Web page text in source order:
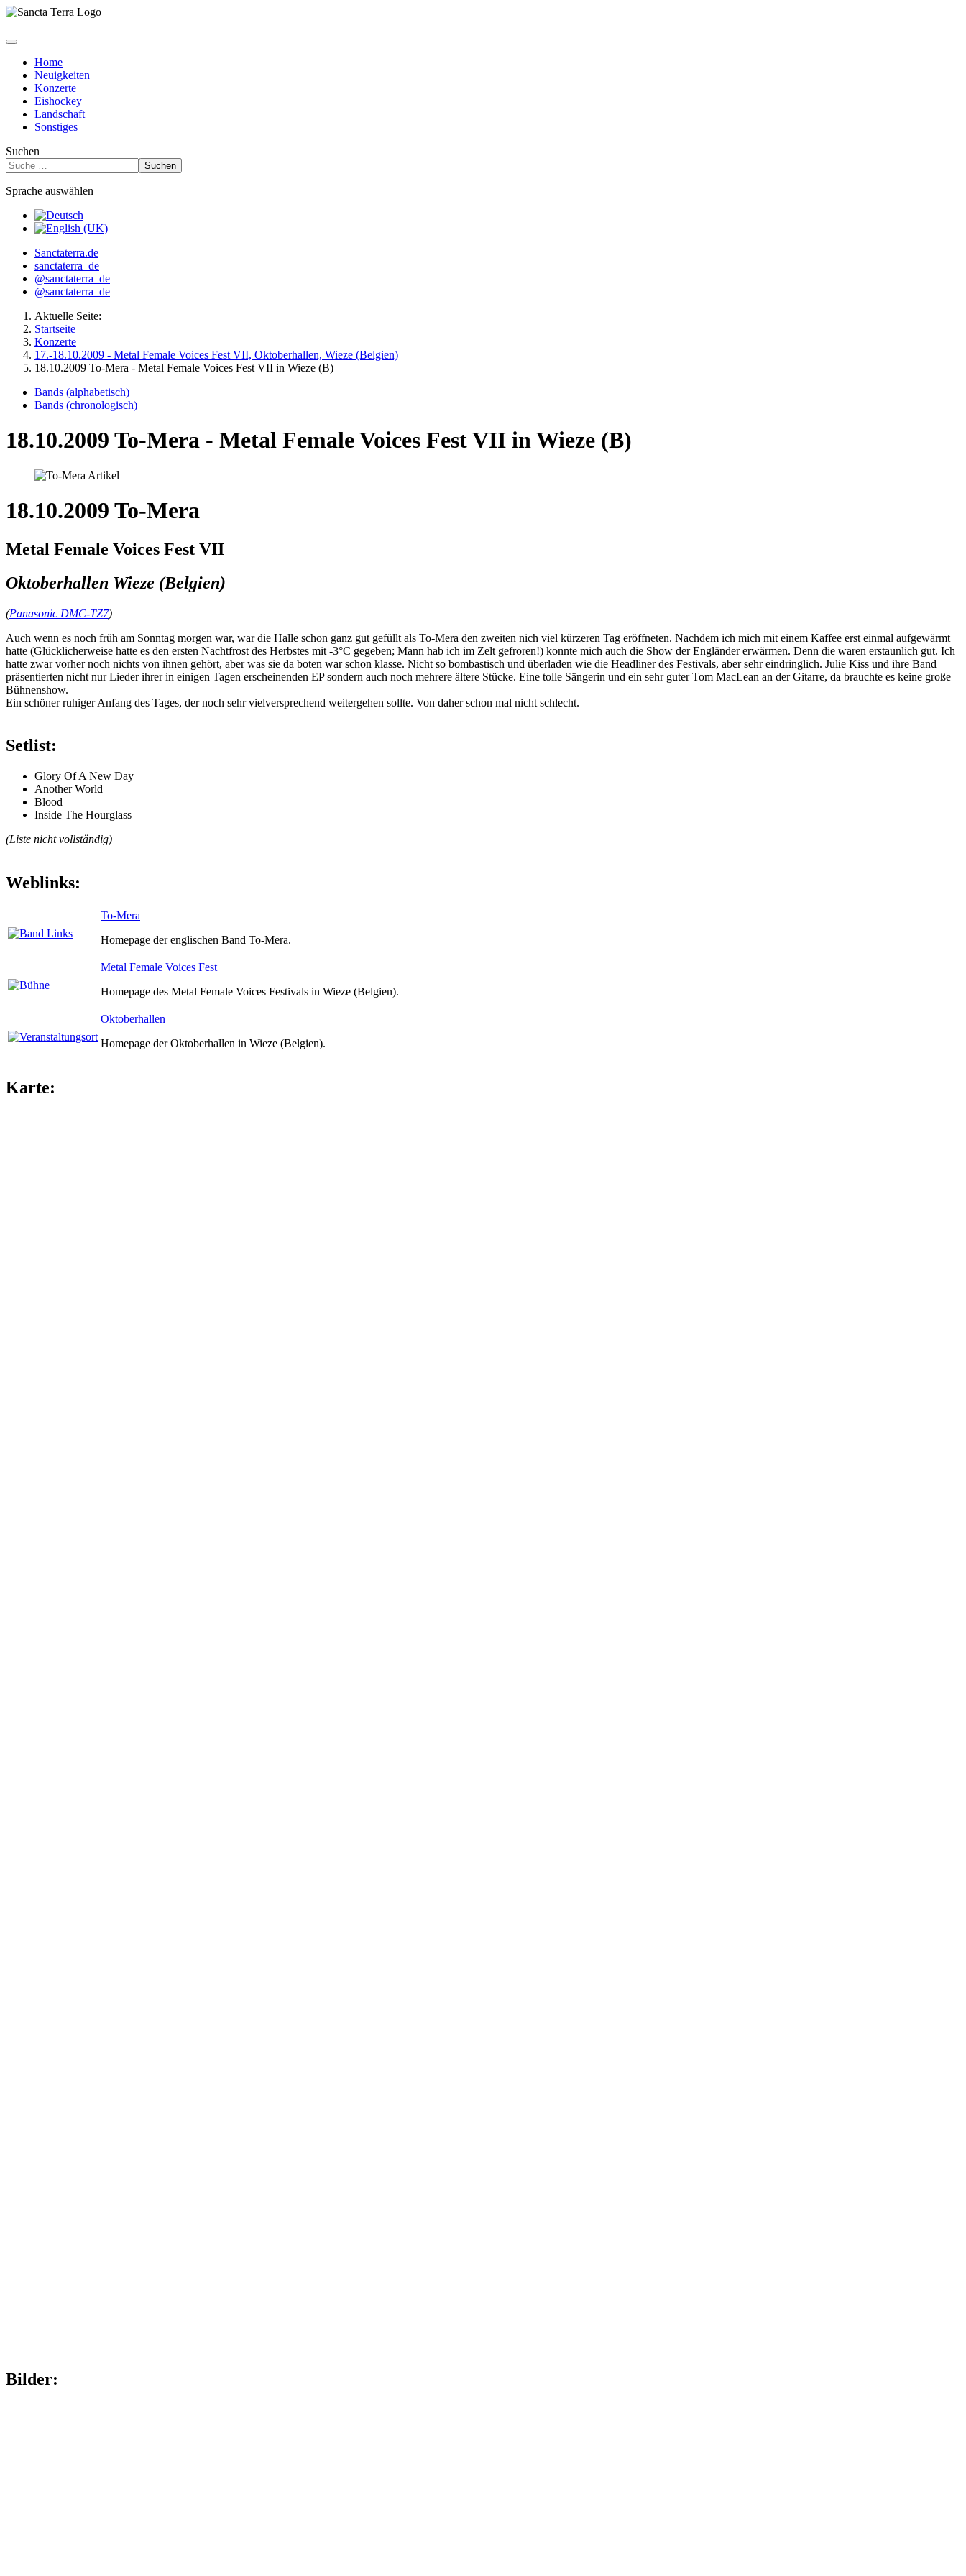
Home
Neuigkeiten
Konzerte
Eishockey
Landschaft
Sonstiges
Suchen
Suchen
Sprache auswählen
Sanctaterra.de
sanctaterra_de
@sanctaterra_de
@sanctaterra_de
Aktuelle Seite:
Startseite
Konzerte
17.-18.10.2009 - Metal Female Voices Fest VII, Oktoberhallen, Wieze (Belgien)
18.10.2009 To-Mera - Metal Female Voices Fest VII in Wieze (B)
Bands (alphabetisch)
Bands (chronologisch)
18.10.2009 To-Mera - Metal Female Voices Fest VII in Wieze (B)
18.10.2009 To-Mera
Metal Female Voices Fest VII
Oktoberhallen Wieze (Belgien)
(Panasonic DMC-TZ7)
Auch wenn es noch früh am Sonntag morgen war, war die Halle schon ganz gut gefüllt als To-Mera den zweiten nich viel kürzeren Tag eröffneten. Nachdem ich mich mit einem Kaffee erst einmal aufgewärmt
hatte (Glücklicherweise hatte es den ersten Nachtfrost des Herbstes mit -3°C gegeben; Mann hab ich im Zelt gefroren!) konnte mich auch die Show der Engländer erwärmen. Denn die waren erstaunlich gut. Ich
hatte zwar vorher noch nichts von ihnen gehört, aber was sie da boten war schon klasse. Nicht so bombastisch und überladen wie die Headliner des Festivals, aber sehr eindringlich. Julie Kiss und ihre Band
präsentierten nicht nur Lieder ihrer in einigen Tagen erscheinenden EP sondern auch noch mehrere ältere Stücke. Eine tolle Sängerin und ein sehr guter Tom MacLean an der Gitarre, da brauchte es keine große
Bühnenshow.
Ein schöner ruhiger Anfang des Tages, der noch sehr vielversprechend weitergehen sollte. Von daher schon mal nicht schlecht.
Setlist:
Glory Of A New Day
Another World
Blood
Inside The Hourglass
(Liste nicht vollständig)
Weblinks:
To-Mera
Homepage der englischen Band To-Mera.
Metal Female Voices Fest
Homepage des Metal Female Voices Festivals in Wieze (Belgien).
Oktoberhallen
Homepage der Oktoberhallen in Wieze (Belgien).
Karte:
Bilder: